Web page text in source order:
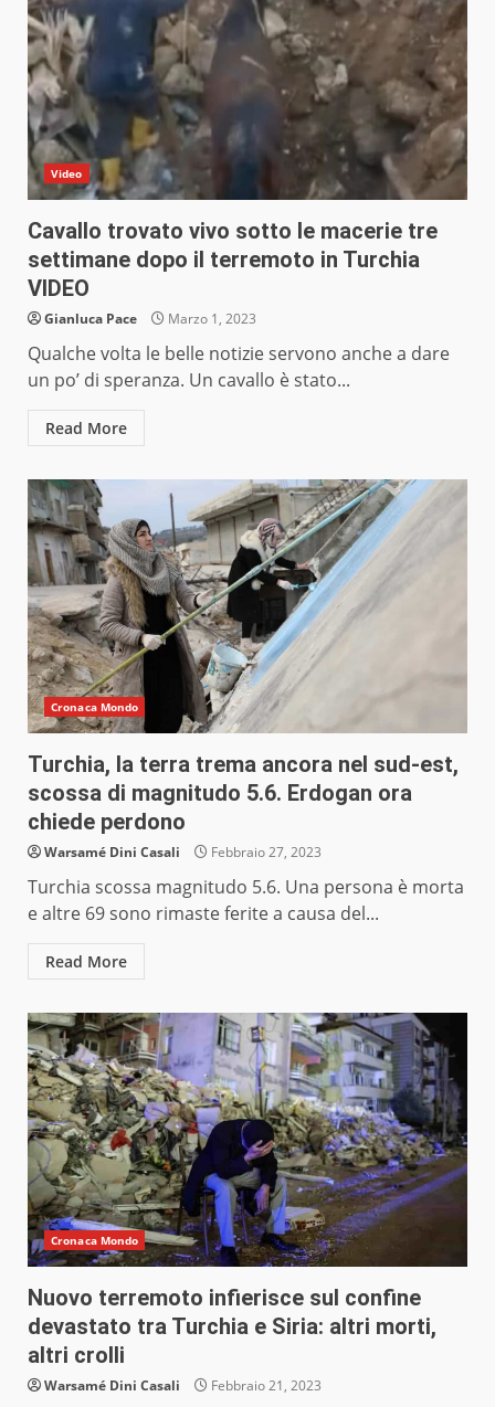
Video
Cavallo trovato vivo sotto le macerie tre
settimane dopo il terremoto in Turchia
VIDEO
Gianluca Pace Marzo 1, 2023
Qualche volta le belle notizie servono anche a dare
un po’ di speranza. Un cavallo è stato...
Read More
Cronaca Mondo
Turchia, la terra trema ancora nel sud-est,
scossa di magnitudo 5.6. Erdogan ora
chiede perdono
Warsamé Dini Casali Febbraio 27, 2023
Turchia scossa magnitudo 5.6. Una persona è morta
e altre 69 sono rimaste ferite a causa del...
Read More
Cronaca Mondo
Nuovo terremoto infierisce sul confine
devastato tra Turchia e Siria: altri morti,
altri crolli
Warsamé Dini Casali Febbraio 21, 2023